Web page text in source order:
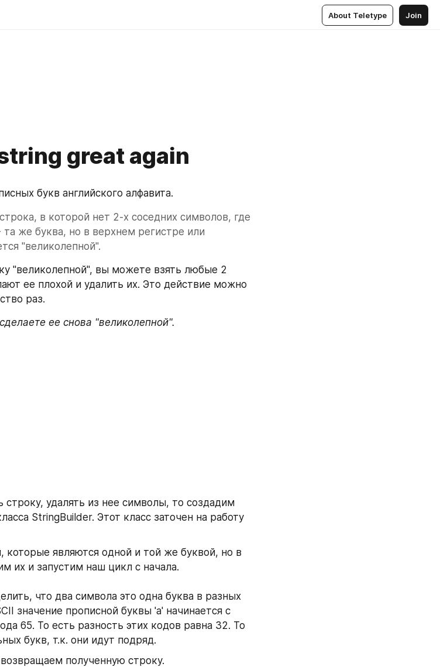
About Teletype Join
great again
букв английского алфавита.
в которой нет 2-х соседних символов, где
та же буква, но в верхнем регистре или
"великолепной".
"великолепной", вы можете взять любые 2
ее плохой и удалить их. Это действие можно
раз.
ее снова "великолепной".
удалять из нее символы, то создадим
StringBuilder. Этот класс заточен на работу
которые являются одной и той же буквой, но в
их и запустим наш цикл с начала.
что два символа это одна буква в разных
значение прописной буквы 'а' начинается с
65. То есть разность этих кодов равна 32. То
букв, т.к. они идут подряд.
полученную строку.